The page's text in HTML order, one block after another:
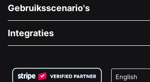
Over Ons
Vacatures
Privacy
Gebruiksscenario's
Medische Fondsenwerving
Goede Doelen Fondsenwerving
Integraties
Wix Donatie Plugin